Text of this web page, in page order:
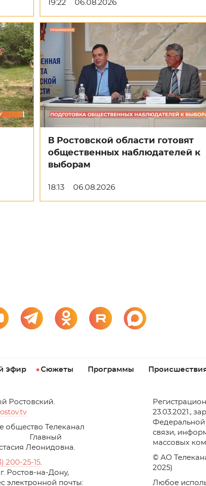
19:22 06.08.2026
В Ростовской области готовят
общественных наблюдателей к
выборам
18:13 06.08.2026
эфир Сюжеты Программы
Ростовский.
общество Телеканал
Главный
Леонидовна.
200-25-15.
г. Ростов-на-Дону,
электронной почты:
23.03.2021.,
Федеральной
связи,
массовых
© АО
2025)
Любое